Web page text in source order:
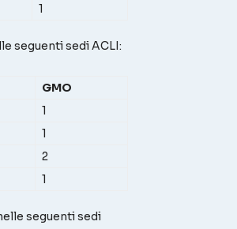
1
seguenti sedi ACLI:
GMO
1
1
2
1
seguenti sedi